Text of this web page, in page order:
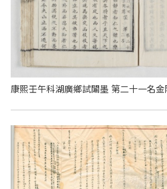
康熙壬午科湖廣鄉試闈墨 第二十一名